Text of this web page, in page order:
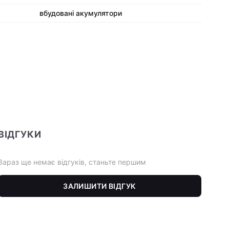
вбудовані акумулятори
ще немає відгуків, станьте першим
ЗАЛИШИТИ ВІДГУК